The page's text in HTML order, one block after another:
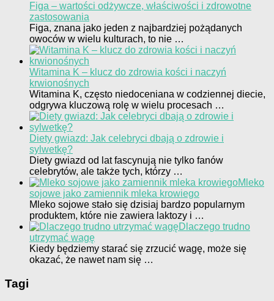
Figa – wartości odżywcze, właściwości i zdrowotne
zastosowania
Figa, znana jako jeden z najbardziej pożądanych
owoców w wielu kulturach, to nie …
Witamina K – klucz do zdrowia kości i naczyń
krwionośnych
Witamina K, często niedoceniana w codziennej diecie,
odgrywa kluczową rolę w wielu procesach …
Diety gwiazd: Jak celebryci dbają o zdrowie i
sylwetkę?
Diety gwiazd od lat fascynują nie tylko fanów
celebrytów, ale także tych, którzy …
Mleko
sojowe jako zamiennik mleka krowiego
Mleko sojowe stało się dzisiaj bardzo popularnym
produktem, które nie zawiera laktozy i …
Dlaczego trudno
utrzymać wagę
Kiedy będziemy starać się zrzucić wagę, może się
okazać, że nawet nam się …
Tagi